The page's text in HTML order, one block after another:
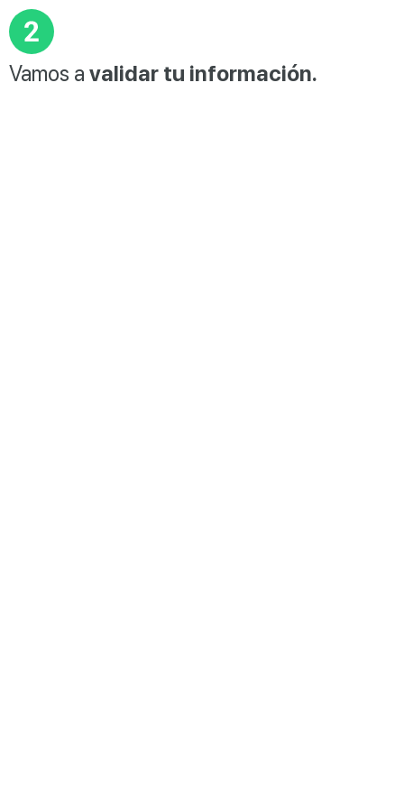
Vamos a validar tu información.